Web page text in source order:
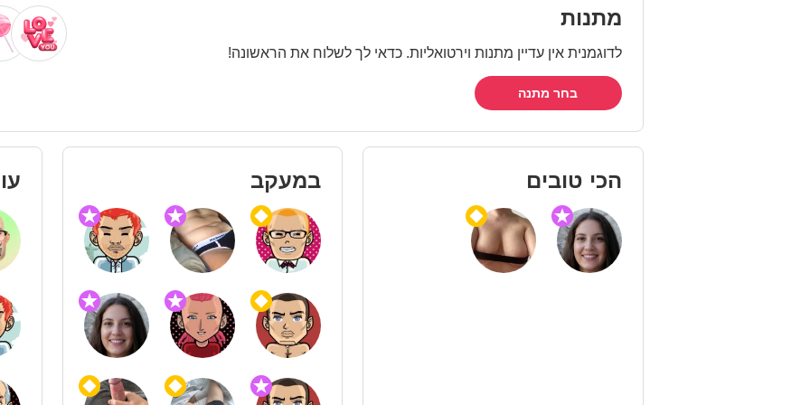
מתנות
לדוגמנית אין עדיין מתנות וירטואליות. כדאי לך לשלוח את הראשונה!
בחר מתנה
הכי טובים במעקב